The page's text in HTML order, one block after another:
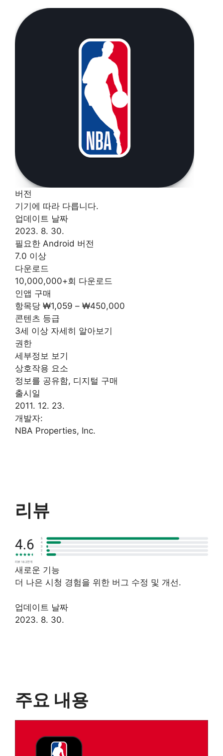
버전
기기에 따라 다릅니다.
업데이트 날짜
2023. 8. 30.
필요한 Android 버전
7.0 이상
다운로드
10,000,000+회 다운로드
인앱 구매
항목당 ₩1,059 – ₩450,000
콘텐츠 등급
3세 이상 자세히 알아보기
권한
세부정보 보기
상호작용 요소
정보를 공유함, 디지털 구매
출시일
2011. 12. 23.
개발자:
NBA Properties, Inc.
리뷰
새로운 기능
더 나은 시청 경험을 위한 버그 수정 및 개선.
업데이트 날짜
2023. 8. 30.
주요 내용